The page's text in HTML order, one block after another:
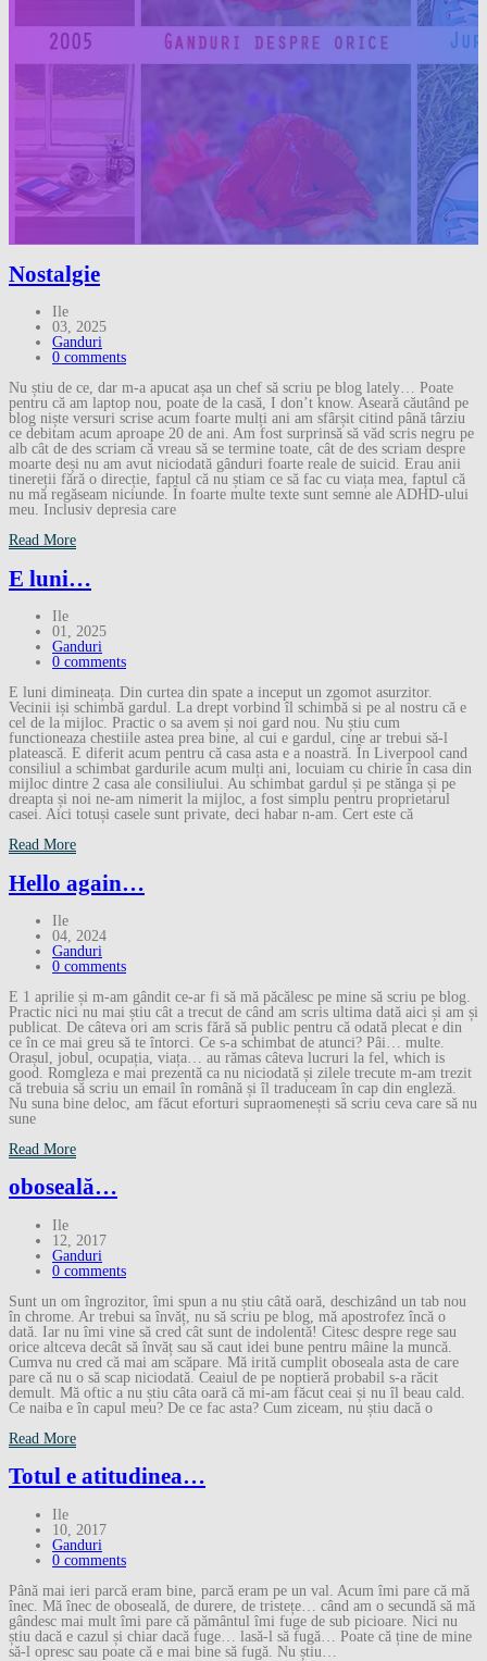
Nostalgie
Ile
03, 2025
Ganduri
0 comments
Nu știu de ce, dar m-a apucat așa un chef să scriu pe blog lately… Poate
pentru că am laptop nou, poate de la casă, I don’t know. Aseară căutând pe
blog niște versuri scrise acum foarte mulți ani am sfârșit citind până târziu
ce debitam acum aproape 20 de ani. Am fost surprinsă să văd scris negru pe
alb cât de des scriam că vreau să se termine toate, cât de des scriam despre
moarte deși nu am avut niciodată gânduri foarte reale de suicid. Erau anii
tinereții fără o direcție, faptul că nu știam ce să fac cu viața mea, faptul că
nu mă regăseam niciunde. În foarte multe texte sunt semne ale ADHD-ului
meu. Inclusiv depresia care
Read More
E luni…
Ile
01, 2025
Ganduri
0 comments
E luni dimineața. Din curtea din spate a inceput un zgomot asurzitor.
Vecinii iși schimbă gardul. La drept vorbind îl schimbă si pe al nostru că e
cel de la mijloc. Practic o sa avem și noi gard nou. Nu știu cum
functioneaza chestiile astea prea bine, al cui e gardul, cine ar trebui să-l
platească. E diferit acum pentru că casa asta e a noastră. În Liverpool cand
consiliul a schimbat gardurile acum mulți ani, locuiam cu chirie în casa din
mijloc dintre 2 casa ale consiliului. Au schimbat gardul și pe stănga și pe
dreapta și noi ne-am nimerit la mijloc, a fost simplu pentru proprietarul
casei. Aici totuși casele sunt private, deci habar n-am. Cert este că
Read More
Hello again…
Ile
04, 2024
Ganduri
0 comments
E 1 aprilie și m-am gândit ce-ar fi să mă păcălesc pe mine să scriu pe blog.
Practic nici nu mai știu cât a trecut de când am scris ultima dată aici și am și
publicat. De câteva ori am scris fără să public pentru că odată plecat e din
ce în ce mai greu să te întorci. Ce s-a schimbat de atunci? Pâi… multe.
Orașul, jobul, ocupația, viața… au rămas câteva lucruri la fel, which is
good. Romgleza e mai prezentă ca nu niciodată și zilele trecute m-am trezit
că trebuia să scriu un email în română și îl traduceam în cap din engleză.
Nu suna bine deloc, am făcut eforturi supraomenești să scriu ceva care să nu
sune
Read More
oboseală…
Ile
12, 2017
Ganduri
0 comments
Sunt un om îngrozitor, îmi spun a nu știu câtă oară, deschizând un tab nou
în chrome. Ar trebui sa învăț, nu să scriu pe blog, mă apostrofez încă o
dată. Iar nu îmi vine să cred cât sunt de indolentă! Citesc despre rege sau
orice altceva decât să învăț sau să caut idei bune pentru mâine la muncă.
Cumva nu cred că mai am scăpare. Mă irită cumplit oboseala asta de care
pare că nu o să scap niciodată. Ceaiul de pe noptieră probabil s-a răcit
demult. Mă oftic a nu știu câta oară că mi-am făcut ceai și nu îl beau cald.
Ce naiba e în capul meu? De ce fac asta? Cum ziceam, nu știu dacă o
Read More
Totul e atitudinea…
Ile
10, 2017
Ganduri
0 comments
Până mai ieri parcă eram bine, parcă eram pe un val. Acum îmi pare că mă
înec. Mă înec de oboseală, de durere, de tristețe… când am o secundă să mă
gândesc mai mult îmi pare că pământul îmi fuge de sub picioare. Nici nu
știu dacă e cazul și chiar dacă fuge… lasă-l să fugă… Poate că ține de mine
să-l opresc sau poate că e mai bine să fugă. Nu știu…